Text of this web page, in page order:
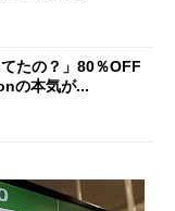
たの？」80％OFF
の本気が...